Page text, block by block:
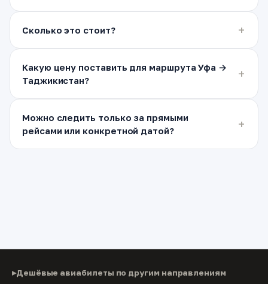
Сколько это стоит?
Какую цену поставить для маршрута Уфа →
Таджикистан?
Можно следить только за прямыми
рейсами или конкретной датой?
Дешёвые авиабилеты по другим направлениям